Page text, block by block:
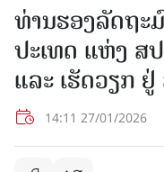
ທ່ານຮອງລັດຖະ
ປະເທດ ແຫ່ງ ສ
ແລະ ເຮັດວຽກ
14:11 27/01/2026